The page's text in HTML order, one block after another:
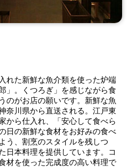
れた新鮮な魚介類を使った炉端
」。くつろぎ」を感じながら食
のがお店の願いです。新鮮な魚
奈川県から直送される。江戸東
から仕入れ、「安心して食べら
日の新鮮な食材をお好みの食べ
う、割烹のスタイルを残しつ
日本料理を提供しています。コ
材を使った完成度の高い料理で